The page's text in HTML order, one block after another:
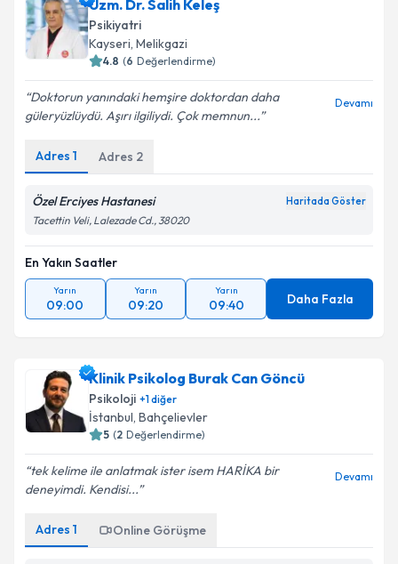
Uzm. Dr. Salih Keleş
Psikiyatri
Kayseri, Melikgazi
4.8 (6 Değerlendirme)
Doktorun yanındaki hemşire doktordan daha
güleryüzlüydü. Aşırı ilgiliydi. Çok memnun...
Devamı
Adres 1 Adres 2
Özel Erciyes Hastanesi Haritada Göster
Tacettin Veli, Lalezade Cd., 38020
En Yakın Saatler
Yarın
09:00
Yarın
09:20
Yarın
09:40 Daha Fazla
Klinik Psikolog Burak Can Göncü
Psikoloji +1diğer
İstanbul, Bahçelievler
5 (2 Değerlendirme)
tek kelime ile anlatmak ister isem HARİKA bir
deneyimdi. Kendisi...
Devamı
Adres 1 Online Görüşme